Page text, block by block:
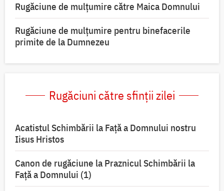
Rugăciune de mulţumire către Maica Domnului
Rugăciune de mulțumire pentru binefacerile
primite de la Dumnezeu
Rugăciuni către sfinții zilei
Acatistul Schimbării la Faţă a Domnului nostru
Iisus Hristos
Canon de rugăciune la Praznicul Schimbării la
Faţă a Domnului (1)